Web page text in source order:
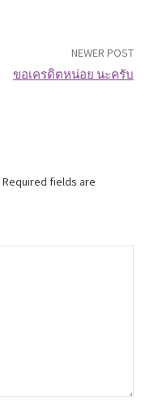
NEWER POST
ขอเครดิตหน่อย นะครับ
Required fields are